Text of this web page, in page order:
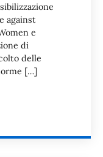
against
e
di
delle
[…]